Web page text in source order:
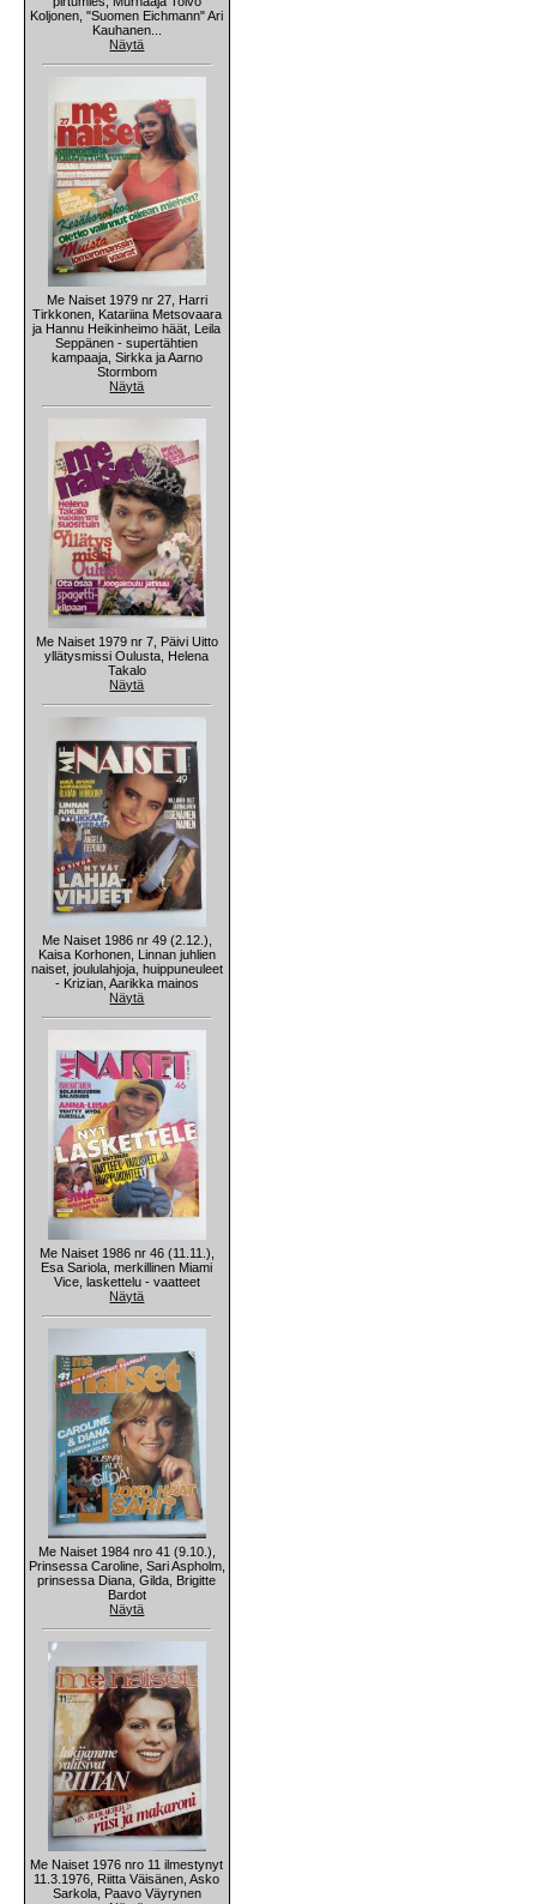
Koljonen, "Suomen Eichmann" Ari
Kauhanen...
Näytä
Me Naiset 1979 nr 27, Harri
Tirkkonen, Katariina Metsovaara
ja Hannu Heikinheimo häät, Leila
Seppänen - supertähtien
kampaaja, Sirkka ja Aarno
Stormbom
Näytä
Me Naiset 1979 nr 7, Päivi Uitto
yllätysmissi Oulusta, Helena
Takalo
Näytä
Me Naiset 1986 nr 49 (2.12.),
Kaisa Korhonen, Linnan juhlien
naiset, joululahjoja, huippuneuleet
- Krizian, Aarikka mainos
Näytä
Me Naiset 1986 nr 46 (11.11.),
Esa Sariola, merkillinen Miami
Vice, laskettelu - vaatteet
Näytä
Me Naiset 1984 nro 41 (9.10.),
Prinsessa Caroline, Sari Aspholm,
prinsessa Diana, Gilda, Brigitte
Bardot
Näytä
Me Naiset 1976 nro 11 ilmestynyt
11.3.1976, Riitta Väisänen, Asko
Sarkola, Paavo Väyrynen